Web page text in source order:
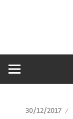
30/12/2017